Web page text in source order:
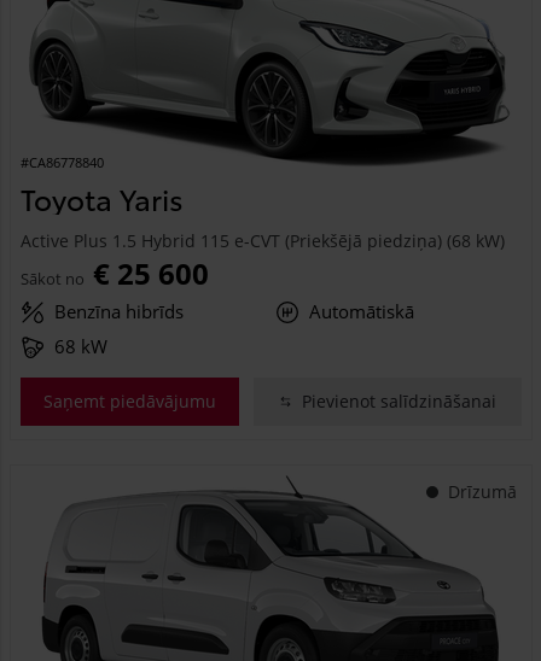
#CA86778840
Toyota Yaris
Active Plus 1.5 Hybrid 115 e-CVT (Priekšējā piedziņa) (68 kW)
Sākot no € 25 600
Benzīna hibrīds
Automātiskā
68 kW
Saņemt piedāvājumu Pievienot salīdzināšanai
Drīzumā